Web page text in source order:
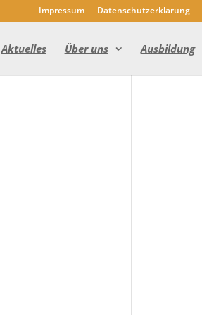
Impressum Datenschutzerklärung
Aktuelles Über uns Ausbildung